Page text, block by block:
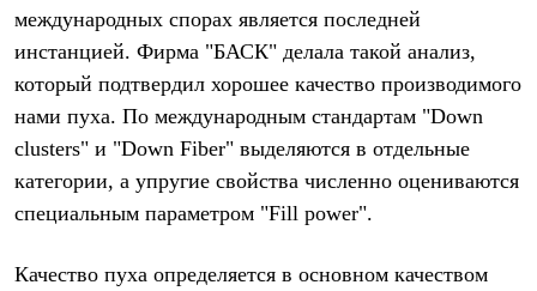
Сумки и баулы
Баулы
Кошельки
Сумки
Гермомешки
Полезные аксессуары
Еда
Коврики
Сапоги
международных спорах является последней
инстанцией. Фирма "БАСК" делала такой анализ,
который подтвердил хорошее качество производимого
нами пуха. По международным стандартам "Down
clusters" и "Down Fiber" выделяются в отдельные
категории, а упругие свойства численно оцениваются
специальным параметром "Fill power".
Качество пуха определяется в основном качеством